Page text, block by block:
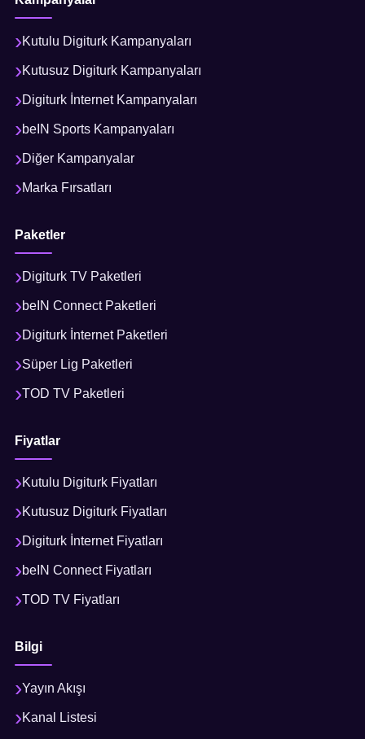
Kutulu Digiturk Kampanyaları
Kutusuz Digiturk Kampanyaları
Digiturk İnternet Kampanyaları
beIN Sports Kampanyaları
Diğer Kampanyalar
Marka Fırsatları
Paketler
Digiturk TV Paketleri
beIN Connect Paketleri
Digiturk İnternet Paketleri
Süper Lig Paketleri
TOD TV Paketleri
Fiyatlar
Kutulu Digiturk Fiyatları
Kutusuz Digiturk Fiyatları
Digiturk İnternet Fiyatları
beIN Connect Fiyatları
TOD TV Fiyatları
Bilgi
Yayın Akışı
Kanal Listesi